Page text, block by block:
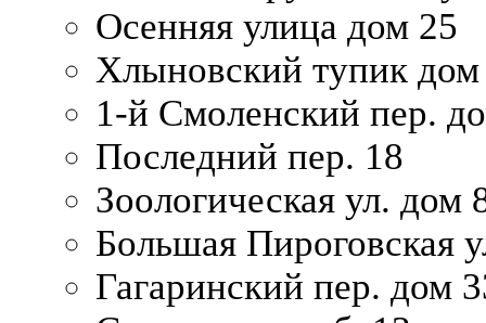
Осенняя улица дом 25
Хлыновский тупик
1-й Смоленский пер.
Последний пер. 18
Зоологическая ул. дом
Большая Пироговская
Гагаринский пер. дом